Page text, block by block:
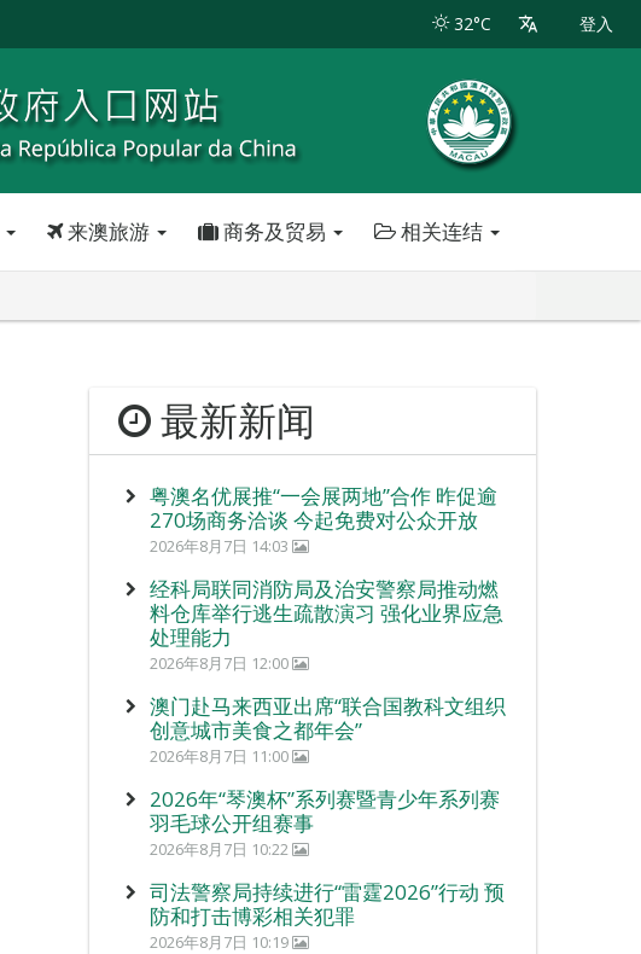
32°C 登入
来澳旅游 商务及贸易 相关连结
最新新闻
粤澳名优展推“一会展两地”合作 昨促逾
270场商务洽谈 今起免费对公众开放
2026年8月7日 14:03
经科局联同消防局及治安警察局推动燃
料仓库举行逃生疏散演习 强化业界应急
处理能力
2026年8月7日 12:00
澳门赴马来西亚出席“联合国教科文组织
创意城市美食之都年会”
2026年8月7日 11:00
2026年“琴澳杯”系列赛暨青少年系列赛
羽毛球公开组赛事
2026年8月7日 10:22
司法警察局持续进行“雷霆2026”行动 预
防和打击博彩相关犯罪
2026年8月7日 10:19